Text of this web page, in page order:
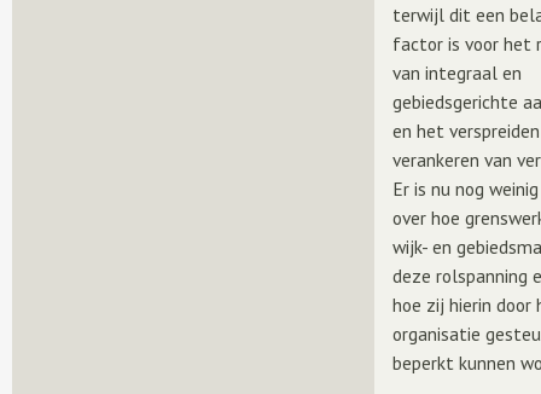
terwijl dit een
factor is voor het
van integraal en
gebiedsgerichte
en het
verankeren van
Er is nu nog
over hoe
wijk- en
deze rolspanning
hoe zij hierin door
organisatie
beperkt kunnen